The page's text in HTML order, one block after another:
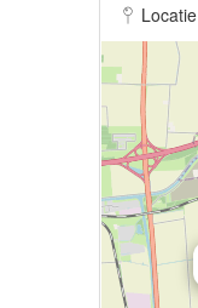
Locatie